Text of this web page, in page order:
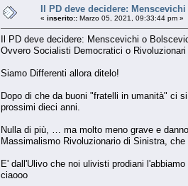
Il PD deve decidere:
« inserito:: Marzo 05, 2021, 09:33:44 pm »
Il PD deve decidere: Menscevichi o
Ovvero Socialisti Democratici o
Siamo Differenti allora ditelo!
Dopo di che da buoni "fratelli in umanità" ci
prossimi dieci anni.
Nulla di più, … ma molto meno grave e
Massimalismo Rivoluzionario di Sinistra,
E' dall'Ulivo che noi ulivisti prodiani
ciaooo